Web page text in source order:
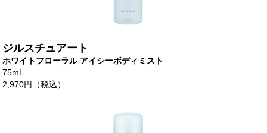
ジルスチュアート
ホワイトフローラル アイシーボディミスト
75mL
2,970円（税込）